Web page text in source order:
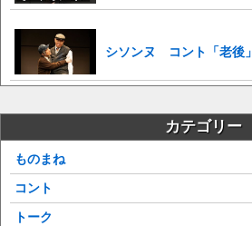
シソンヌ コント「老後」
カテゴリー
ものまね
コント
トーク